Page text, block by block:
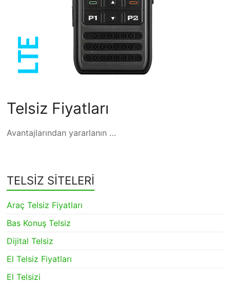
Telsiz Fiyatları
Avantajlarından yararlanın …
TELSİZ SİTELERİ
Araç Telsiz Fiyatları
Bas Konuş Telsiz
Dijital Telsiz
El Telsiz Fiyatları
El Telsizi